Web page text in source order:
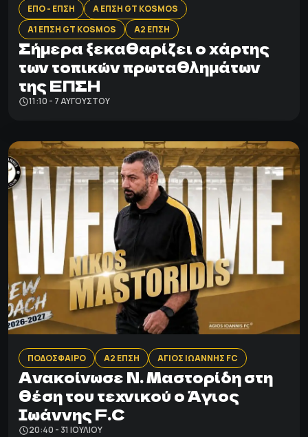
ΕΠΟ - ΕΠΣΗ
Α ΕΠΣΗ GT KOSMOS
Α1 ΕΠΣΗ GT KOSMOS
Α2 ΕΠΣΗ
Σήμερα ξεκαθαρίζει ο χάρτης
των τοπικών πρωταθλημάτων
της ΕΠΣΗ
11:10 - 7 ΑΥΓΟΎΣΤΟΥ
ΠΟΔΟΣΦΑΙΡΟ Α2 ΕΠΣΗ ΑΓΙΟΣ ΙΩΑΝΝΗΣ FC
Ανακοίνωσε Ν. Μαστορίδη στη
θέση του τεχνικού ο Άγιος
Ιωάννης F.C
20:40 - 31 ΙΟΥΛΊΟΥ